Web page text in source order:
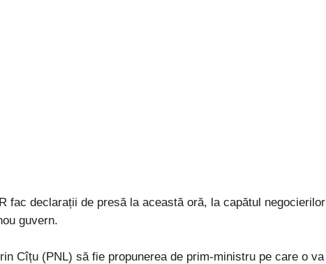
fac declarații de presă la această oră, la capătul negocierilor
guvern.
Cîțu (PNL) să fie propunerea de prim-ministru pe care o va